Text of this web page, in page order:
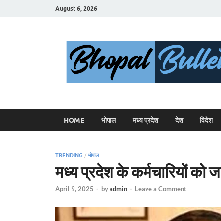
August 6, 2026
HOME भोपाल मध्य प्रदेश देश विदेश
TRENDING / भोपाल
मध्य प्रदेश के कर्मचारियों को
April 9, 2025 - byadmin - Leave a Comment